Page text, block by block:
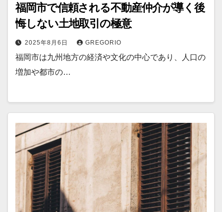
福岡市で信頼される不動産仲介が導く後
悔しない土地取引の極意
2025年8月6日 GREGORIO
福岡市は九州地方の経済や文化の中心であり、人口の
増加や都市の…